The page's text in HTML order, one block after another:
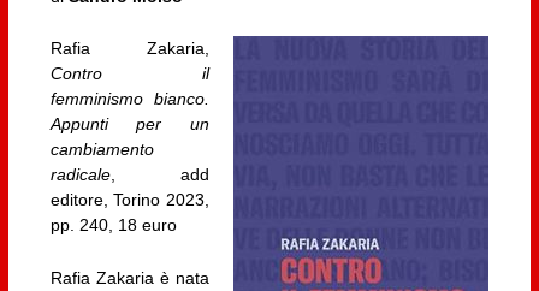
Rafia Zakaria,
Contro il
femminismo bianco.
Appunti per un
cambiamento
radicale, add
editore, Torino 2023,
pp. 240, 18 euro
Rafia Zakaria è nata